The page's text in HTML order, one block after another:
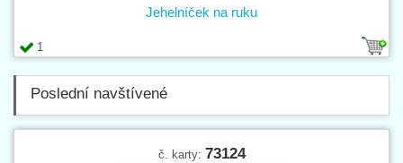
1
Jehelníček na ruku
Poslední navštívené
č. karty: 73124